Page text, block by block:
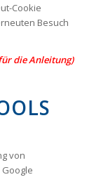
Cookie
Besuch
die Anleitung)
von